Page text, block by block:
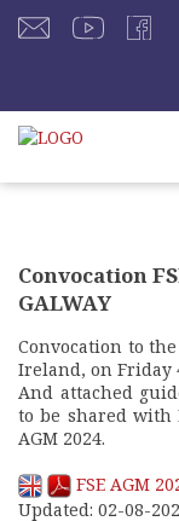
Convocation
GALWAY
Convocation to
Ireland, on Friday
And attached
to be shared with
AGM 2024.
FSE AGM
Updated: 02-08-